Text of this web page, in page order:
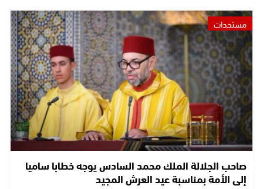
مستجدات
صاحب الجلالة الملك محمد السادس يوجه خطابا ساميا
إلى الأمة بمناسبة عيد العرش المجيد